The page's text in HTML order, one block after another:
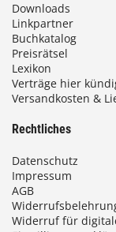
Downloads
Linkpartner
Buchkatalog
Preisrätsel
Lexikon
Verträge hier
Versandkosten &
Rechtliches
Datenschutz
Impressum
AGB
Widerruf für